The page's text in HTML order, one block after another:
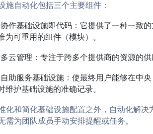
施自动化包括三个主要组件：
协作基础设施即代码：它提供了一种一致
为可重用的组件（模块）。
多云管理：专注于跨多个提供商的资源的
自助服务基础设施：使最终用户能够在中
维护基础设施的准确记录。
化和简化基础设施配置之外，自动化解
需为团队成员手动安排提醒或任务。